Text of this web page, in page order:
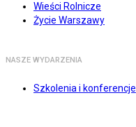
Wieści Rolnicze
Życie Warszawy
NASZE WYDARZENIA
Szkolenia i konferencje